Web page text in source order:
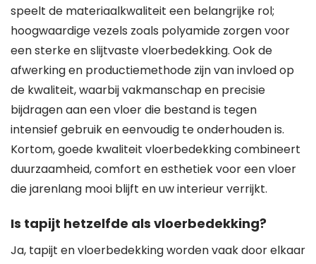
speelt de materiaalkwaliteit een belangrijke rol;
hoogwaardige vezels zoals polyamide zorgen voor
een sterke en slijtvaste vloerbedekking. Ook de
afwerking en productiemethode zijn van invloed op
de kwaliteit, waarbij vakmanschap en precisie
bijdragen aan een vloer die bestand is tegen
intensief gebruik en eenvoudig te onderhouden is.
Kortom, goede kwaliteit vloerbedekking combineert
duurzaamheid, comfort en esthetiek voor een vloer
die jarenlang mooi blijft en uw interieur verrijkt.
Is tapijt hetzelfde als vloerbedekking?
Ja, tapijt en vloerbedekking worden vaak door elkaar